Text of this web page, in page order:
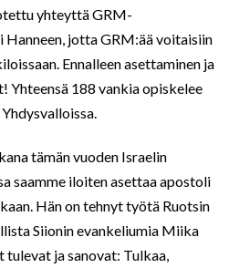
yhteyttä GRM-
jotta GRM:ää voitaisiin
Ennalleen asettaminen ja
Yhteensä 188 vankia opiskelee
tämän vuoden Israelin
saamme iloiten asettaa apostoli
Hän on tehnyt työtä Ruotsin
Siionin evankeliumia Miika
ja sanovat: Tulkaa,